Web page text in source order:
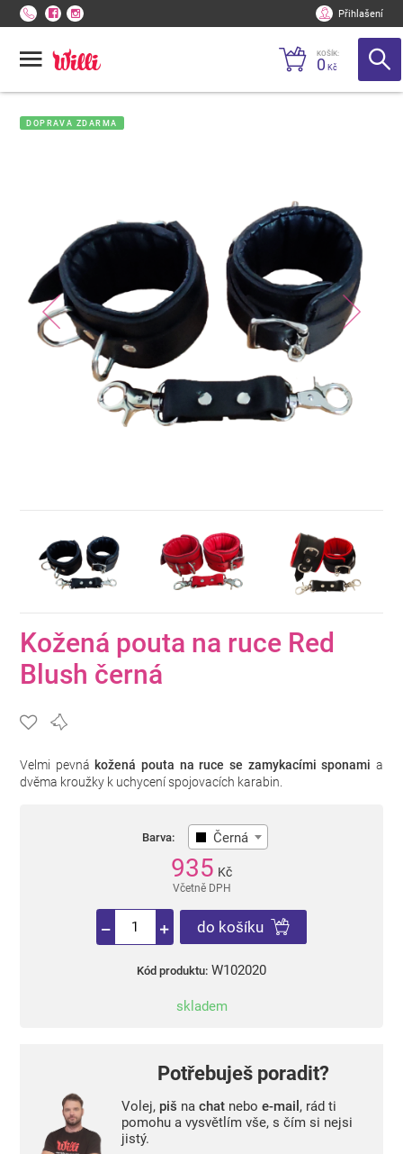
Přihlašení
KOŠÍK:
0 Kč
DOPRAVA ZDARMA
Kožená pouta na ruce Red
Blush černá
Velmi pevná kožená pouta na ruce se zamykacími sponami a
dvěma kroužky k uchycení spojovacích karabin.
Barva: Černá
935 Kč
Včetně DPH
do košíku
Kód produktu: W102020
skladem
Potřebuješ poradit?
Volej, piš na chatnebo e-mail , rád ti
pomohu a vysvětlím vše, s čím si nejsi
jistý.